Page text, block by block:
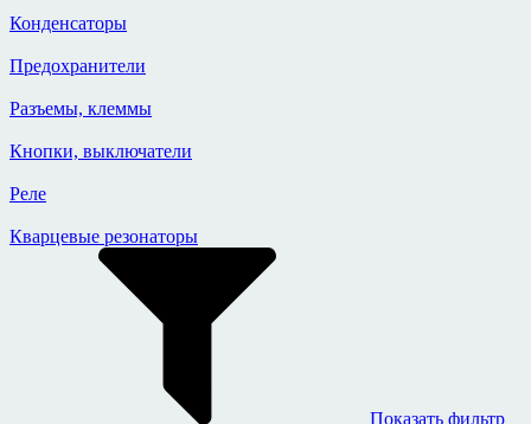
Конденсаторы
Предохранители
Разъемы, клеммы
Кнопки, выключатели
Реле
Кварцевые резонаторы
Показать фильтр